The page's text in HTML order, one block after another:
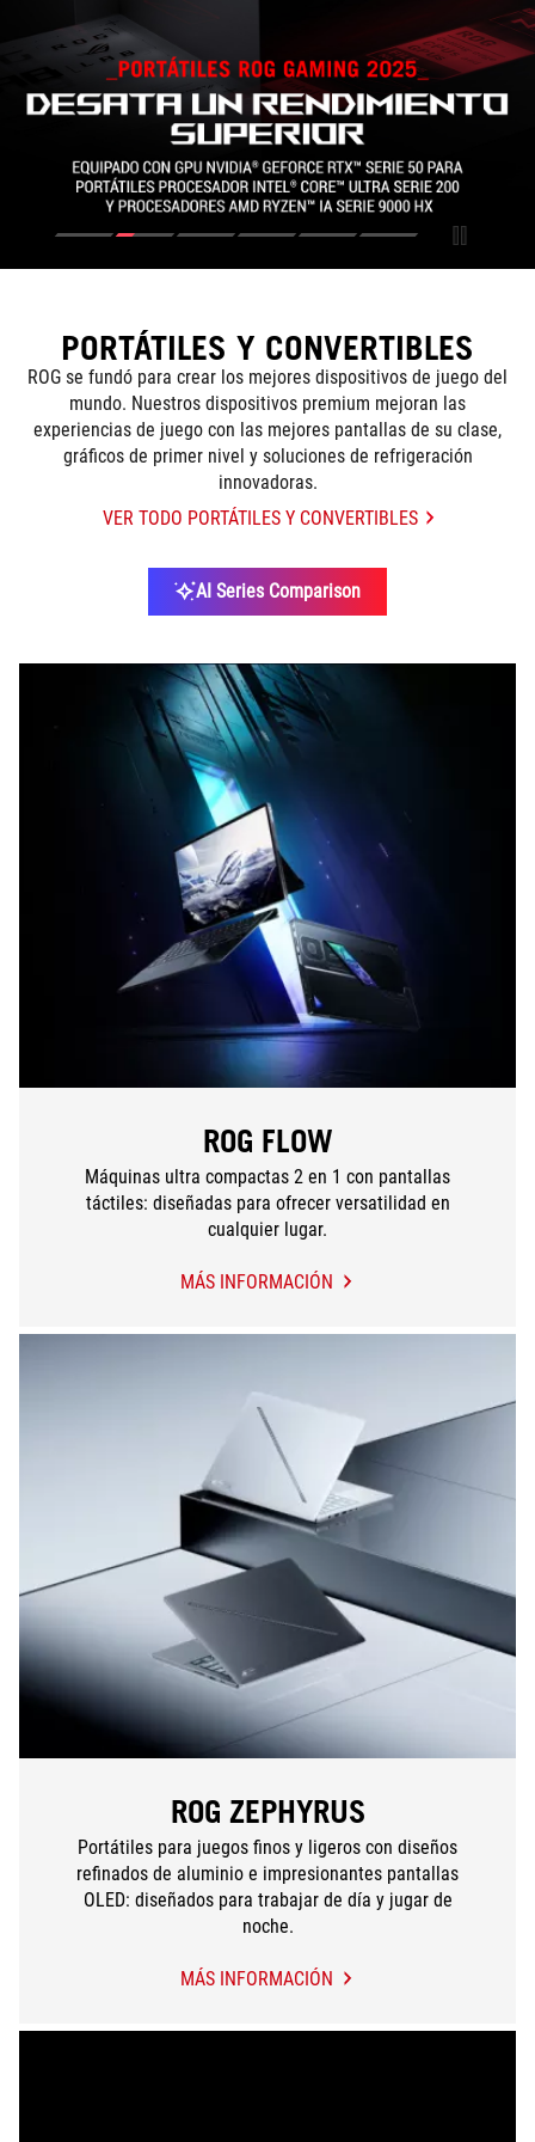
PORTÁTILES Y CONVERTIBLES
ROG se fundó para crear los mejores dispositivos de juego del
mundo. Nuestros dispositivos premium mejoran las
experiencias de juego con las mejores pantallas de su clase,
gráficos de primer nivel y soluciones de refrigeración
innovadoras.
VER TODO PORTÁTILES Y CONVERTIBLES
AI Series Comparison
ROG FLOW
Máquinas ultra compactas 2 en 1 con pantallas
táctiles: diseñadas para ofrecer versatilidad en
cualquier lugar.
MÁS INFORMACIÓN
ROG
ROG ZEPHYRUS
Portátiles para juegos finos y ligeros con diseños
refinados de aluminio e impresionantes pantallas
OLED: diseñados para trabajar de día y jugar de
noche.
MÁS INFORMACIÓN
ROG